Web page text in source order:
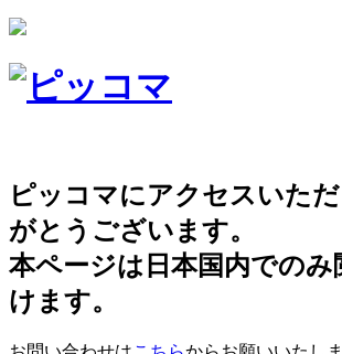
ピッコマにアクセスいた
がとうございます。
本ページは日本国内でのみ
けます。